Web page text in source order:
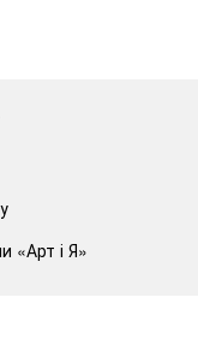
«Арт і Я»